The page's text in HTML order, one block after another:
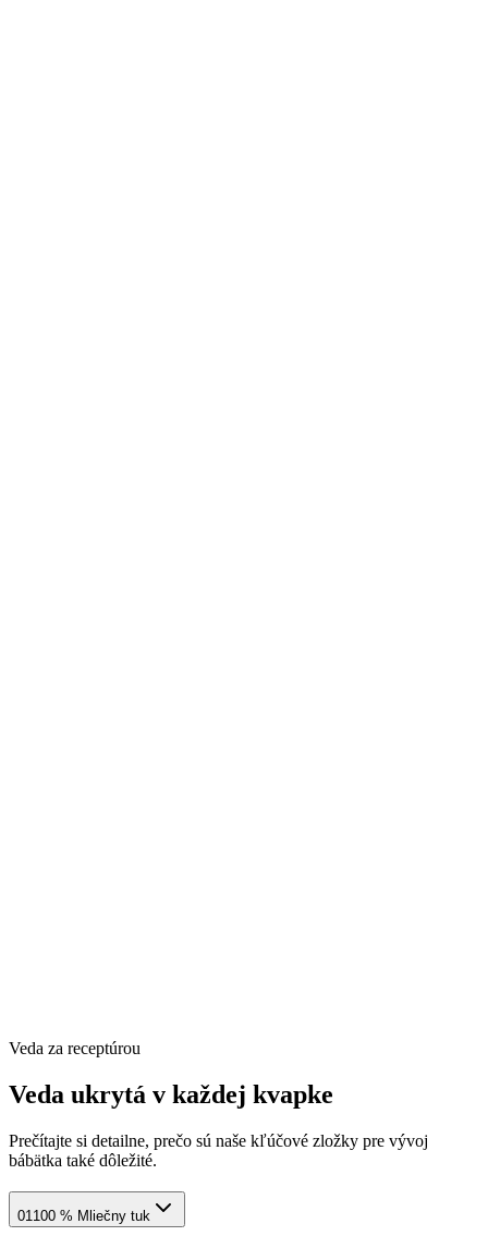
Veda za receptúrou
Veda ukrytá v každej kvapke
Prečítajte si detailne, prečo sú naše kľúčové zložky pre vývoj
bábätka také dôležité.
01 100 % Mliečny tuk